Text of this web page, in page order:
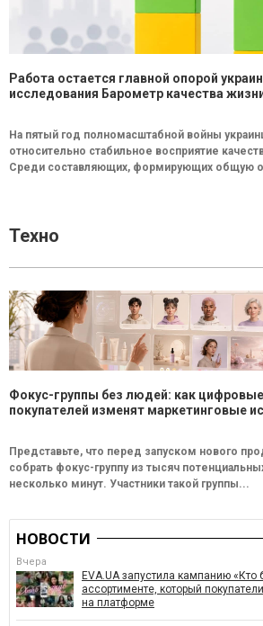
Работа остается главной опорой
исследования Барометр качества
На пятый год полномасштабной войны
относительно стабильное восприятие
Среди составляющих, формирующих общую
Техно
Фокус-группы без людей: как
покупателей изменят маркетинговые
Представьте, что перед запуском нового
собрать фокус-группу из тысяч
несколько минут. Участники такой группы...
НОВОСТИ
Вчера
EVA.UA запустила кампанию
ассортименте, который
на платформе